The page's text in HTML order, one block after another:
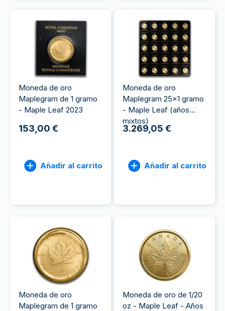
Moneda de oro
Maplegram de 1 gramo
- Maple Leaf 2023
153,00 €
Añadir al carrito
Moneda de oro
Maplegram 25x1 gramo
- Maple Leaf (años
mixtos)
3.269,05 €
Añadir al carrito
Moneda de oro
Maplegram de 1 gramo
Moneda de oro de 1/20
oz - Maple Leaf - Años